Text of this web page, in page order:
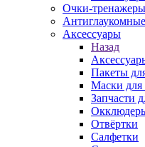
Очки-тренажеры
Аксессуары
Назад
Пакеты
Маски для
Запчасти
Отвёртки
Салфетки